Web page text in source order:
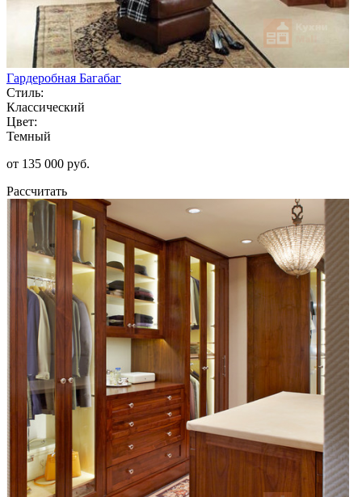
Гардеробная Багабаг
Стиль:
Классический
Цвет:
Темный
от 135 000 руб.
Рассчитать